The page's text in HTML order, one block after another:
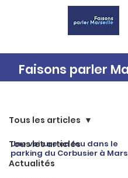
Faisons parler
Tous les articles
Actualités
Tous les articles
Une voiture en feu dans le
parking du Corbusier à